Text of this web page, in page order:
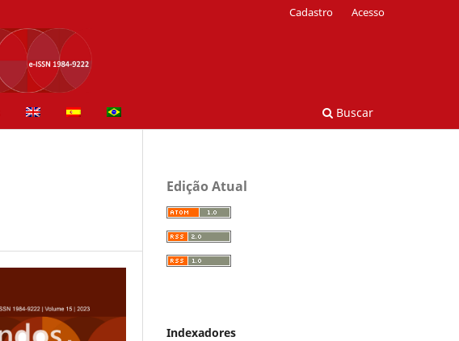
Buscar
Cadastro Acesso
Edição Atual
Indexadores